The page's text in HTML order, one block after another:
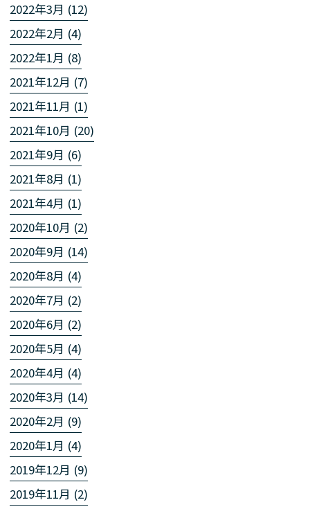
2022年3月 (12)
2022年2月 (4)
2022年1月 (8)
2021年12月 (7)
2021年11月 (1)
2021年10月 (20)
2021年9月 (6)
2021年8月 (1)
2021年4月 (1)
2020年10月 (2)
2020年9月 (14)
2020年8月 (4)
2020年7月 (2)
2020年6月 (2)
2020年5月 (4)
2020年4月 (4)
2020年3月 (14)
2020年2月 (9)
2020年1月 (4)
2019年12月 (9)
2019年11月 (2)